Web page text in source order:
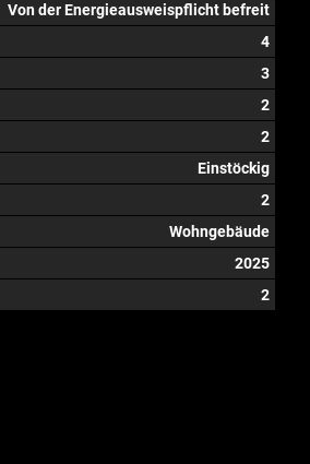
Von der Energieausweispflicht befreit
4
3
2
2
Einstöckig
2
Wohngebäude
2025
2